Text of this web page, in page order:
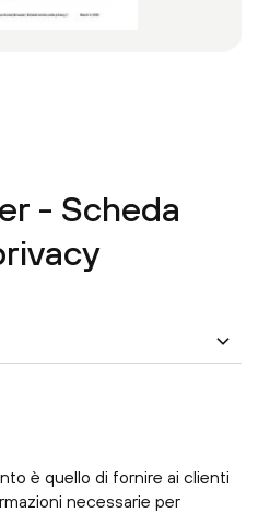
- Scheda
è quello di fornire ai clienti
necessarie per